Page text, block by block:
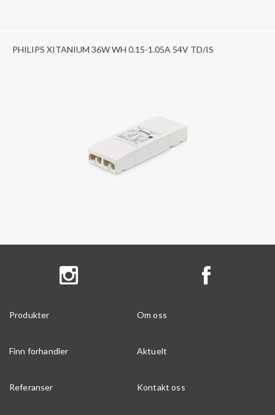
PHILIPS XITANIUM 36W WH 0.15-1.05A 54V TD/IS
Produkter Om oss
Finn forhandler Aktuelt
Referanser Kontakt oss